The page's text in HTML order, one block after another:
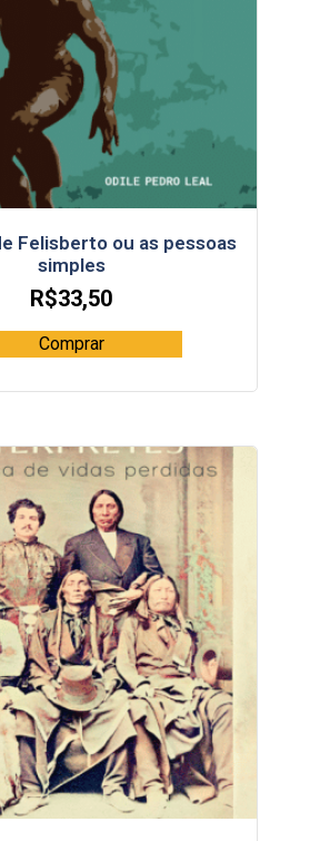
Felisberto ou as pessoas
simples
R$33,50
Comprar